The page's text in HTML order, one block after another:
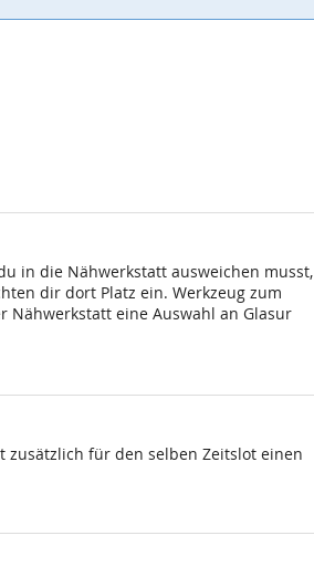
in die Nähwerkstatt ausweichen musst,
dir dort Platz ein. Werkzeug zum
eine Auswahl an Glasur
für den selben Zeitslot einen